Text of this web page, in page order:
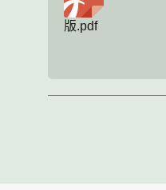
版.pdf